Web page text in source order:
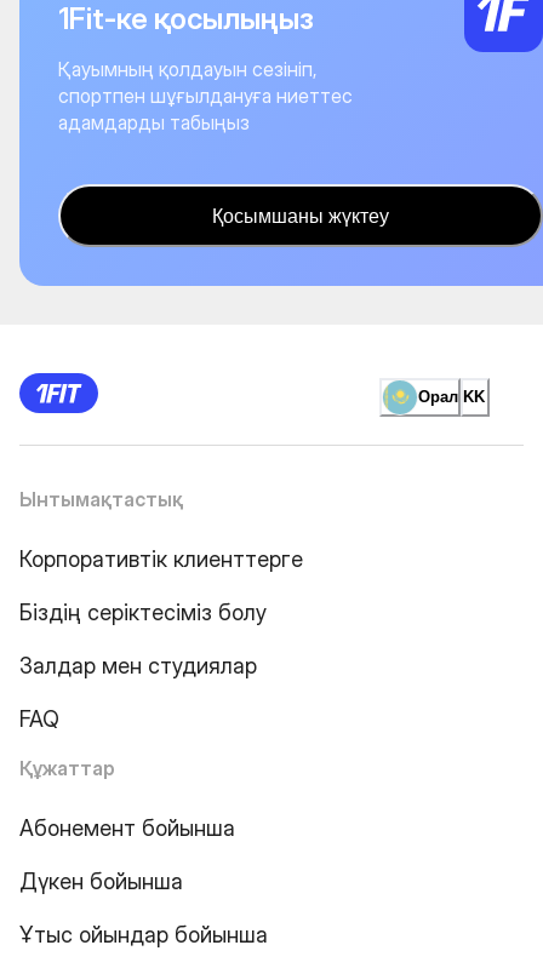
1Fit-ке қосылыңыз
Қауымның қолдауын сезініп,
спортпен шұғылдануға ниеттес
адамдарды табыңыз
Қосымшаны жүктеу
Орал KK
Ынтымақтастық
Корпоративтік клиенттерге
Біздің серіктесіміз болу
Залдар мен студиялар
FAQ
Құжаттар
Абонемент бойынша
Дүкен бойынша
Ұтыс ойындар бойынша